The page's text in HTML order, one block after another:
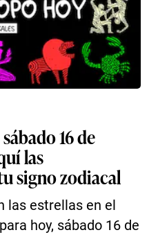
16 de
las
signo zodiacal
las estrellas en el
hoy, sábado 16 de